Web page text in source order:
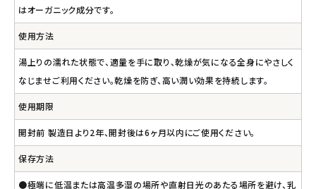
はオーガニック成分です。
使用方法
湯上りの濡れた状態で、適量を手に取り、乾燥が気になる全身にやさしく
なじませご利用ください。乾燥を防ぎ、高い潤い効果を持続します。
使用期限
開封前 製造日より2年、開封後は6ヶ月以内にご使用ください。
保存方法
●極端に低温または高温多湿の場所や直射日光のあたる場所を避け、乳